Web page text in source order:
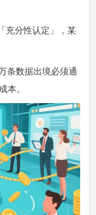
充分性认定」，某
条数据出境必须通
本。